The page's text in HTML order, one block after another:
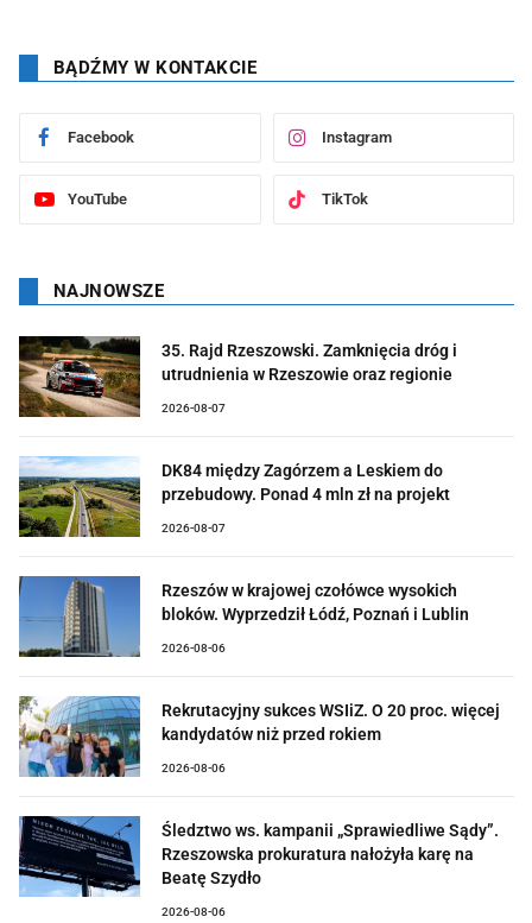
BĄDŹMY W KONTAKCIE
Facebook Instagram
YouTube TikTok
NAJNOWSZE
35. Rajd Rzeszowski. Zamknięcia dróg i
utrudnienia w Rzeszowie oraz regionie
2026-08-07
DK84 między Zagórzem a Leskiem do
przebudowy. Ponad 4 mln zł na projekt
2026-08-07
Rzeszów w krajowej czołówce wysokich
bloków. Wyprzedził Łódź, Poznań i Lublin
2026-08-06
Rekrutacyjny sukces WSIiZ. O 20 proc. więcej
kandydatów niż przed rokiem
2026-08-06
Śledztwo ws. kampanii „Sprawiedliwe Sądy”.
Rzeszowska prokuratura nałożyła karę na
Beatę Szydło
2026-08-06